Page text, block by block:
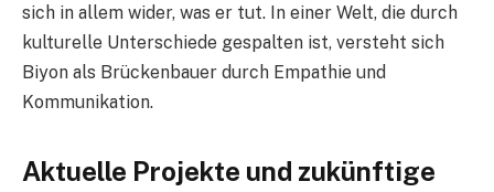
sich in allem wider, was er tut. In einer Welt, die durch
kulturelle Unterschiede gespalten ist, versteht sich
Biyon als Brückenbauer durch Empathie und
Kommunikation.
Aktuelle Projekte und zukünftige